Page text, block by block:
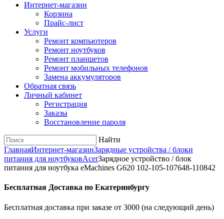
Интернет-магазин
Корзина
Прайс-лист
Услуги
Ремонт компьютеров
Ремонт ноутбуков
Ремонт планшетов
Ремонт мобильных телефонов
Замена аккумуляторов
Обратная связь
Личный кабинет
Регистрация
Заказы
Восстановление пароля
Найти
ГлавнаяИнтернет-магазинЗарядные устройства / блоки
питания для ноутбуковAcerЗарядное уcтройство / блок
питания для ноутбука eMachines G620 102-105-107648-110842
Бесплатная Доставка по Екатеринбургу
Бесплатная доставка при заказе от 3000 (на следующий день)